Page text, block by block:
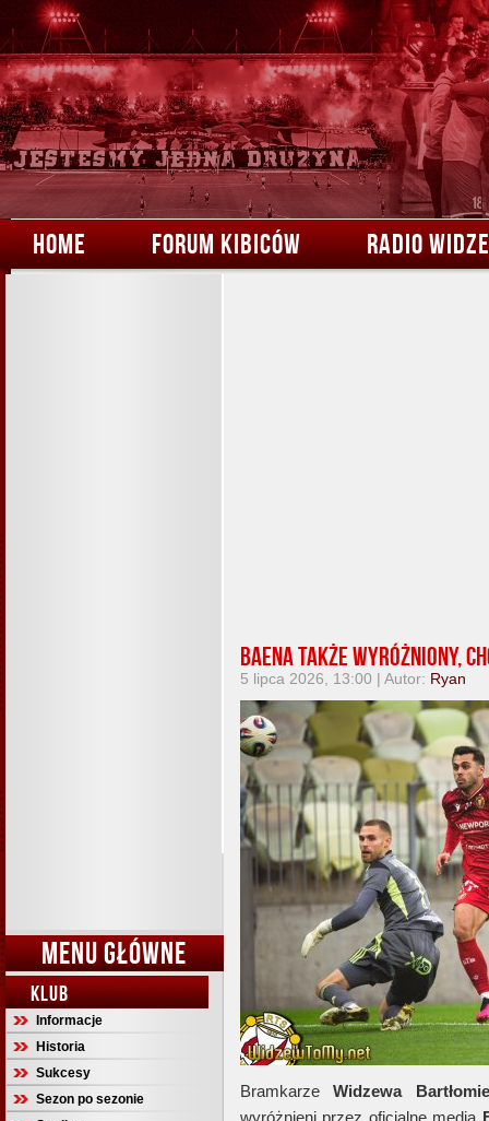
HOME FORUM KIBICÓW RADIO
MENU GŁÓWNE
KLUB
Informacje
Historia
Sukcesy
Sezon po sezonie
Baena także wyróżniony,
5 lipca 2026, 13:00 | Autor: Ryan
BramkarzeWidzewa
wyróżnieni przez oficjalne media